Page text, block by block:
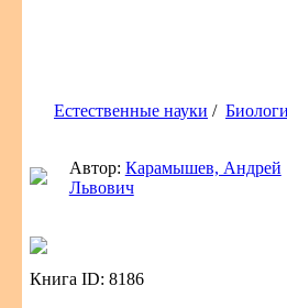
Естественные науки /
Автор: Карамышев, Андрей
Львович
Книга ID: 8186